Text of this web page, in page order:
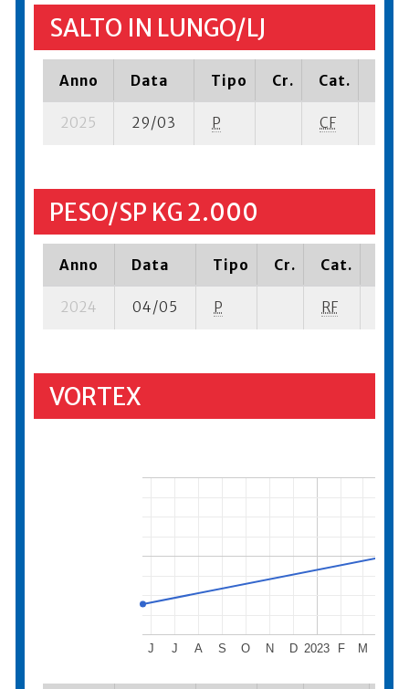
SALTO IN LUNGO/LJ
Anno Data Tipo Cr. Cat.
2025 29/03 P CF
PESO/SP KG 2.000
Anno Data Tipo Cr. Cat.
2024 04/05 P RF
VORTEX
2023
J J A S O N D F M